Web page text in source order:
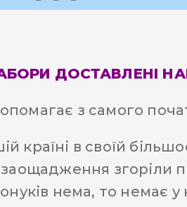
ДОСТАВЛЕНІ
з самого
країні в своїй
заощадження згоріли
нема, то немає